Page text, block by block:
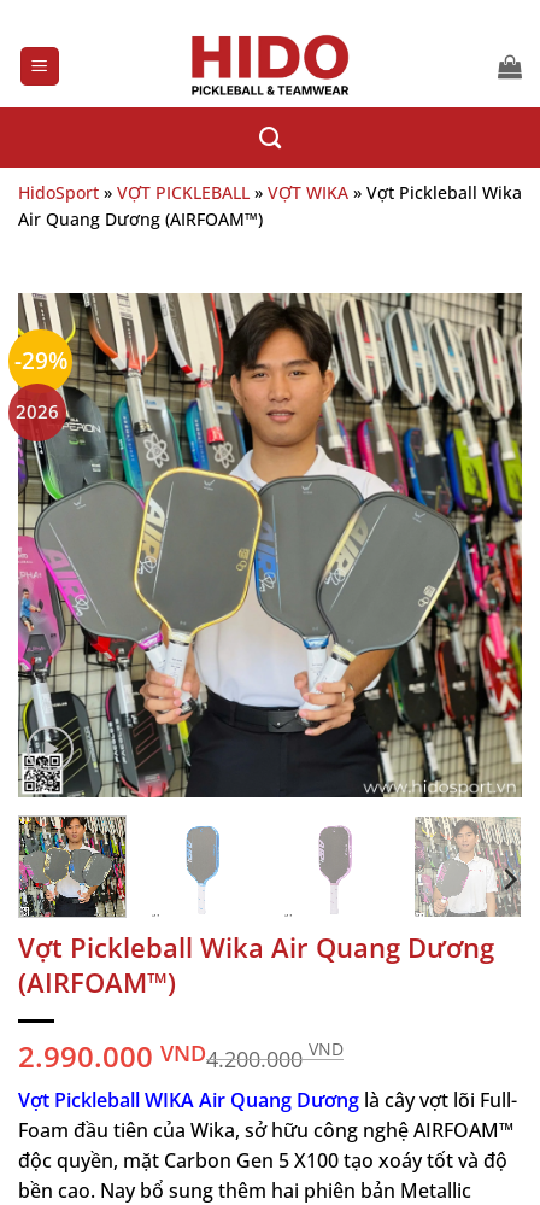
qua
dung
HidoSport » VỢT PICKLEBALL » VỢT WIKA » Vợt Pickleball Wika
Air Quang Dương (AIRFOAM™)
-29%
2026
Vợt Pickleball Wika Air Quang Dương
(AIRFOAM™)
2.990.000 VND4.200.000VND
Vợt Pickleball WIKA Air Quang Dương là cây vợt lõi Full-
Foam đầu tiên của Wika, sở hữu công nghệ AIRFOAM™
độc quyền, mặt Carbon Gen 5 X100 tạo xoáy tốt và độ
bền cao. Nay bổ sung thêm hai phiên bản Metallic